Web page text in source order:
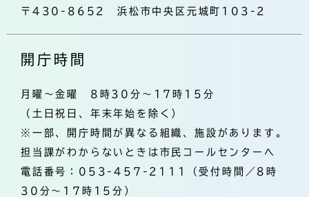
〒430-8652 浜松市中央区元城町103-2
開庁時間
月曜～金曜 8時30分～17時15分
（土日祝日、年末年始を除く）
※一部、開庁時間が異なる組織、施設があります。
担当課がわからないときは市民コールセンターへ
電話番号：053-457-2111（受付時間／8時
30分～17時15分）